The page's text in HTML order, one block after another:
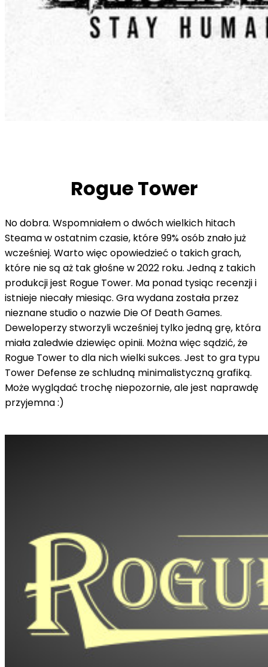
Rogue Tower
No dobra. Wspomniałem o dwóch wielkich hitach
Steama w ostatnim czasie, które 99% osób znało już
wcześniej. Warto więc opowiedzieć o takich grach,
które nie są aż tak głośne w 2022 roku. Jedną z takich
produkcji jest Rogue Tower. Ma ponad tysiąc recenzji i
istnieje niecały miesiąc. Gra wydana została przez
nieznane studio o nazwie Die Of Death Games.
Deweloperzy stworzyli wcześniej tylko jedną grę, która
miała zaledwie dziewięc opinii. Można więc sądzić, że
Rogue Tower to dla nich wielki sukces. Jest to gra typu
Tower Defense ze schludną minimalistyczną grafiką.
Może wyglądać trochę niepozornie, ale jest naprawdę
przyjemna :)